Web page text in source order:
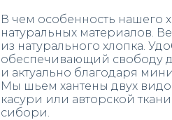
В чем особенность нашего
натуральных материалов.
из натурального хлопка.
обеспечивающий свободу
и актуально благодаря
Мы шьем хантены двух
касури или авторской
сибори.